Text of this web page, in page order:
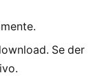
Se der